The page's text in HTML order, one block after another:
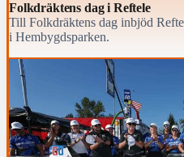
Folkdräktens dag i Reftele
Till Folkdräktens dag inbjöd
i Hembygdsparken.